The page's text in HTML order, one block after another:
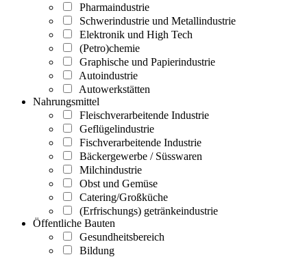
Pharmaindustrie
Schwerindustrie und Metallindustrie
Elektronik und High Tech
(Petro)chemie
Graphische und Papierindustrie
Autoindustrie
Autowerkstätten
Nahrungsmittel
Fleischverarbeitende Industrie
Geflügelindustrie
Fischverarbeitende Industrie
Bäckergewerbe / Süsswaren
Milchindustrie
Obst und Gemüse
Catering/Großküche
(Erfrischungs) getränkeindustrie
Öffentliche Bauten
Gesundheitsbereich
Bildung